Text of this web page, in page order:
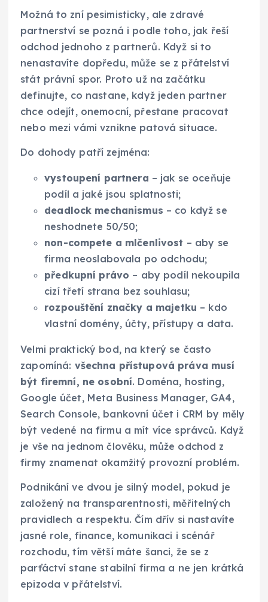
Možná to zní pesimisticky, ale zdravé
partnerství se pozná i podle toho, jak řeší
odchod jednoho z partnerů. Když si to
nenastavíte dopředu, může se z přátelství
stát právní spor. Proto už na začátku
definujte, co nastane, když jeden partner
chce odejít, onemocní, přestane pracovat
nebo mezi vámi vznikne patová situace.
Do dohody patří zejména:
vystoupení partnera – jak se oceňuje
podíl a jaké jsou splatnosti;
deadlock mechanismus – co když se
neshodnete 50/50;
non-compete a mlčenlivost – aby se
firma neoslabovala po odchodu;
předkupní právo – aby podíl nekoupila
cizí třetí strana bez souhlasu;
rozpouštění značky a majetku – kdo
vlastní domény, účty, přístupy a data.
Velmi praktický bod, na který se často
zapomíná: všechna přístupová práva musí
být firemní, ne osobní. Doména, hosting,
Google účet, Meta Business Manager, GA4,
Search Console, bankovní účet i CRM by měly
být vedené na firmu a mít více správců. Když
je vše na jednom člověku, může odchod z
firmy znamenat okamžitý provozní problém.
Podnikání ve dvou je silný model, pokud je
založený na transparentnosti, měřitelných
pravidlech a respektu. Čím dřív si nastavíte
jasné role, finance, komunikaci i scénář
rozchodu, tím větší máte šanci, že se z
parťáctví stane stabilní firma a ne jen krátká
epizoda v přátelství.